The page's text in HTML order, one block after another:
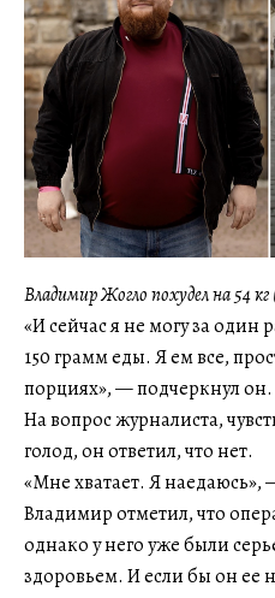
Владимир Жогло похудел на 54
«И сейчас я не могу за один
150 грамм еды. Я ем все,
порциях», — подчеркнул он.
На вопрос журналиста,
голод, он ответил, что нет.
«Мне хватает. Я наедаюсь»,
Владимир отметил, что
однако у него уже были
здоровьем. И если бы он ее